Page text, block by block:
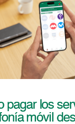
pagar los
móvil